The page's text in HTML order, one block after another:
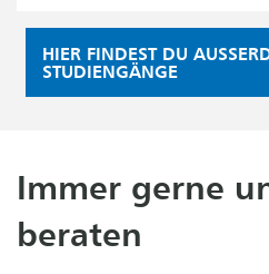
HIER FINDEST DU
TUDIENGÄNGE
Immer gerne
beraten